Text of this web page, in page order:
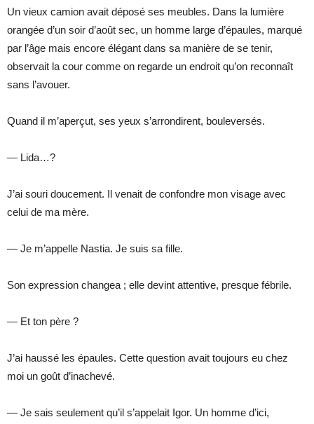
Un vieux camion avait déposé ses meubles. Dans la lumière
orangée d’un soir d’août sec, un homme large d’épaules, marqué
par l’âge mais encore élégant dans sa manière de se tenir,
observait la cour comme on regarde un endroit qu’on reconnaît
sans l’avouer.
Quand il m’aperçut, ses yeux s’arrondirent, bouleversés.
— Lida…?
J’ai souri doucement. Il venait de confondre mon visage avec
celui de ma mère.
— Je m’appelle Nastia. Je suis sa fille.
Son expression changea ; elle devint attentive, presque fébrile.
— Et ton père ?
J’ai haussé les épaules. Cette question avait toujours eu chez
moi un goût d’inachevé.
— Je sais seulement qu’il s’appelait Igor. Un homme d’ici,